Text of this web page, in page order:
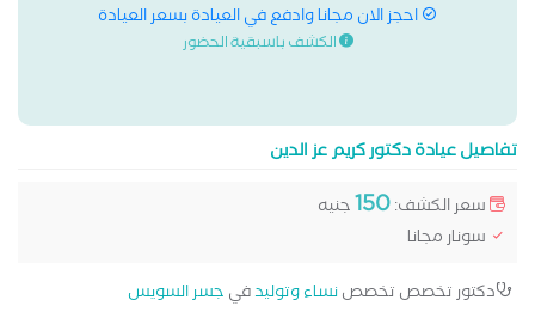
احجز الان مجانا وادفع في العيادة بسعر العيادة
الكشف باسبقية الحضور
تفاصيل عيادة دكتور كريم عز الدين
سعر الكشف:150جنيه
سونار مجانا
دكتور تخصص تخصصنساء وتوليدفي جسر السويس